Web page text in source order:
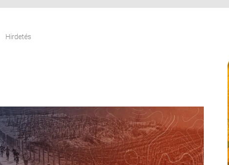
Hirdetés